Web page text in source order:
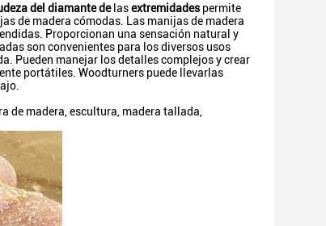
del diamante delasextremidadespermite
de madera cómodas. Las manijas de madera
Proporcionan una sensación natural y
son convenientes para los diversos usos
Pueden manejar los detalles complejos y crear
portátiles. Woodturners puede llevarlas
de madera, escultura, madera tallada,